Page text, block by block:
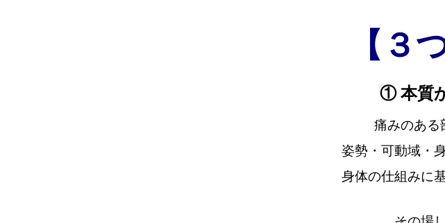
【３
① 本質
痛みのある
姿勢・可動域・
身体の仕組みに